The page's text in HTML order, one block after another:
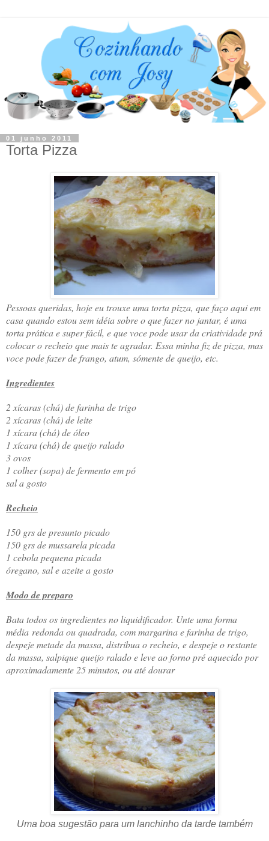
01 junho 2011
Torta Pizza
Pessoas queridas, hoje eu trouxe uma torta pizza, que faço aqui em
casa quando estou sem idéia sobre o que fazer no jantar, é uma
torta prática e super fácil, e que voce pode usar da criatividade prá
colocar o recheio que mais te agradar. Essa minha fiz de pizza, mas
voce pode fazer de frango, atum, sómente de queijo, etc.
Ingredientes
2 xícaras (chá) de farinha de trigo
2 xícaras (chá) de leite
1 xícara (chá) de óleo
1 xícara (chá) de queijo ralado
3 ovos
1 colher (sopa) de fermento em pó
sal a gosto
Recheio
150 grs de presunto picado
150 grs de mussarela picada
1 cebola pequena picada
óregano, sal e azeite a gosto
Modo de preparo
Bata todos os ingredientes no liquidificador. Unte uma forma
média redonda ou quadrada, com margarina e farinha de trigo,
despeje metade da massa, distribua o recheio, e despeje o restante
da massa, salpique queijo ralado e leve ao forno pré aquecido por
aproximadamente 25 minutos, ou até dourar
Uma boa sugestão para um lanchinho da tarde também